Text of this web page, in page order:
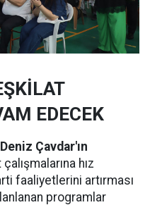
EDECEK
Deniz Çavdar'ın
hız
faaliyetlerini artırması
programlar